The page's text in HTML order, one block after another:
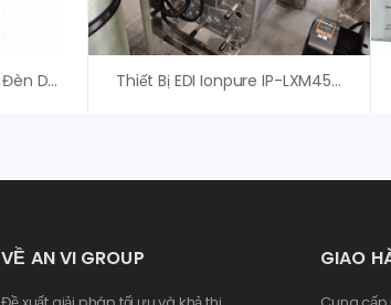
Đèn UV VH150 VIQUA – Đèn Diệt Khuẩn Chất Lượng Cao Thiết Bị EDI Ionpure IP-LXM45HI-3, Xylem (Evoqua)
VỀ AN VI GROUP GIAO